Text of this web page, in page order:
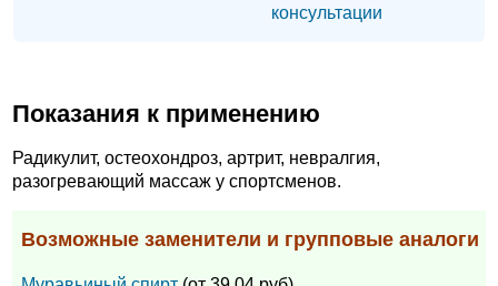
консультации
Показания к применению
Радикулит, остеохондроз, артрит, невралгия,
разогревающий массаж у спортсменов.
Возможные заменители и групповые аналоги